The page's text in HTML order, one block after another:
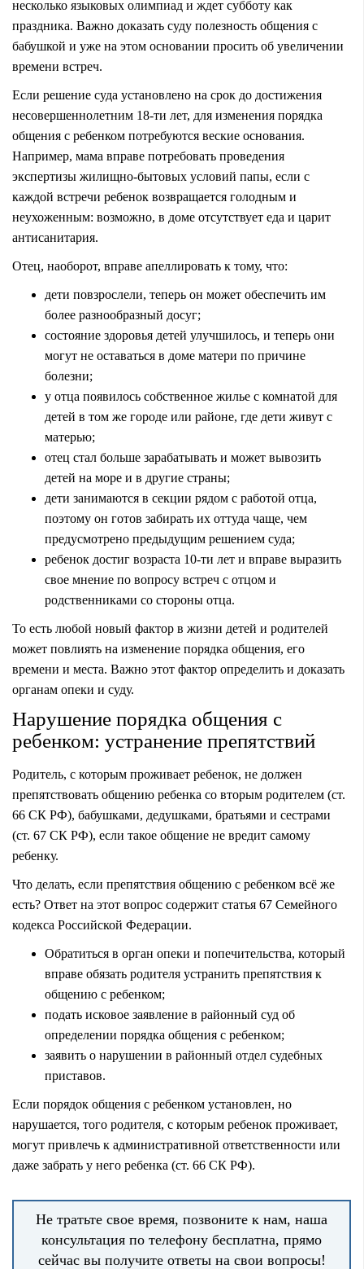
несколько языковых олимпиад и ждет субботу как
праздника. Важно доказать суду полезность общения с
бабушкой и уже на этом основании просить об увеличении
времени встреч.
Если решение суда установлено на срок до достижения
несовершеннолетним 18-ти лет, для изменения порядка
общения с ребенком потребуются веские основания.
Например, мама вправе потребовать проведения
экспертизы жилищно-бытовых условий папы, если с
каждой встречи ребенок возвращается голодным и
неухоженным: возможно, в доме отсутствует еда и царит
антисанитария.
Отец, наоборот, вправе апеллировать к тому, что:
дети повзрослели, теперь он может обеспечить им
более разнообразный досуг;
состояние здоровья детей улучшилось, и теперь они
могут не оставаться в доме матери по причине
болезни;
у отца появилось собственное жилье с комнатой для
детей в том же городе или районе, где дети живут с
матерью;
отец стал больше зарабатывать и может вывозить
детей на море и в другие страны;
дети занимаются в секции рядом с работой отца,
поэтому он готов забирать их оттуда чаще, чем
предусмотрено предыдущим решением суда;
ребенок достиг возраста 10-ти лет и вправе выразить
свое мнение по вопросу встреч с отцом и
родственниками со стороны отца.
То есть любой новый фактор в жизни детей и родителей
может повлиять на изменение порядка общения, его
времени и места. Важно этот фактор определить и доказать
органам опеки и суду.
Нарушение порядка общения с
ребенком: устранение препятствий
Родитель, с которым проживает ребенок, не должен
препятствовать общению ребенка со вторым родителем (ст.
66 СК РФ), бабушками, дедушками, братьями и сестрами
(ст. 67 СК РФ), если такое общение не вредит самому
ребенку.
Что делать, если препятствия общению с ребенком всё же
есть? Ответ на этот вопрос содержит статья 67 Семейного
кодекса Российской Федерации.
Обратиться в орган опеки и попечительства, который
вправе обязать родителя устранить препятствия к
общению с ребенком;
подать исковое заявление в районный суд об
определении порядка общения с ребенком;
заявить о нарушении в районный отдел судебных
приставов.
Если порядок общения с ребенком установлен, но
нарушается, того родителя, с которым ребенок проживает,
могут привлечь к административной ответственности или
даже забрать у него ребенка (ст. 66 СК РФ).
Не тратьте свое время, позвоните к нам, наша
консультация по телефону бесплатна, прямо
сейчас вы получите ответы на свои вопросы!